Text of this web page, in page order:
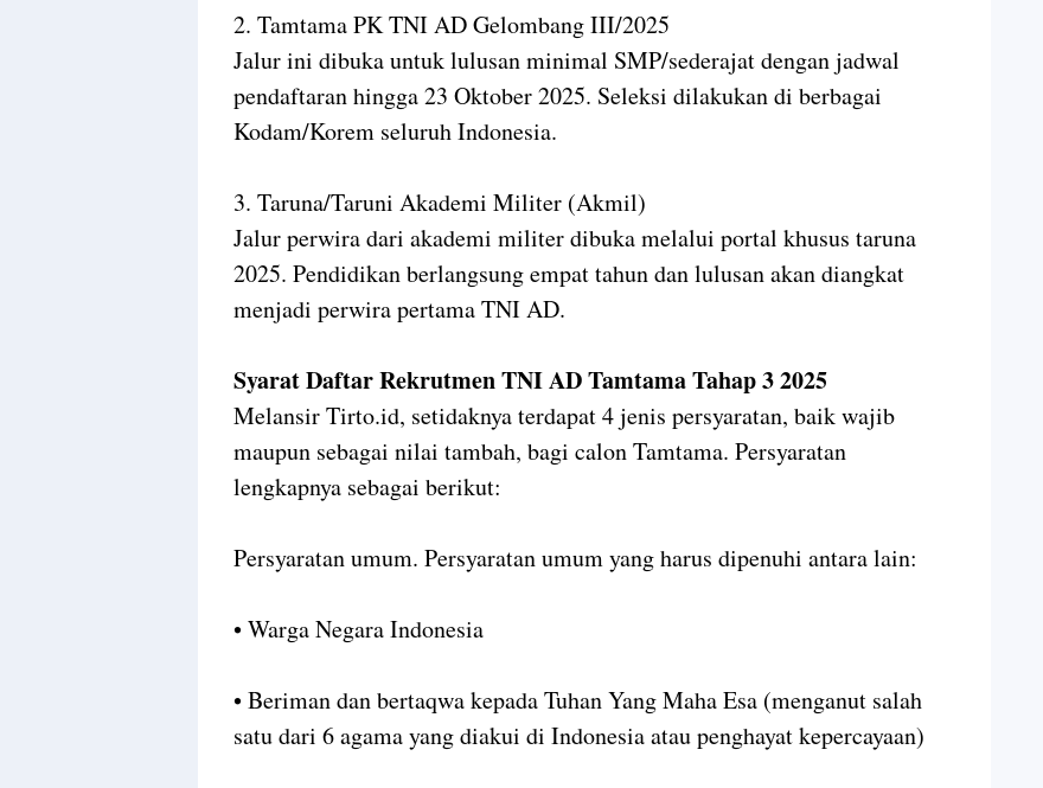
2. Tamtama PK TNI AD Gelombang III/2025
Jalur ini dibuka untuk lulusan minimal SMP/sederajat dengan jadwal
pendaftaran hingga 23 Oktober 2025. Seleksi dilakukan di berbagai
Kodam/Korem seluruh Indonesia.
3. Taruna/Taruni Akademi Militer (Akmil)
Jalur perwira dari akademi militer dibuka melalui portal khusus taruna
2025. Pendidikan berlangsung empat tahun dan lulusan akan diangkat
menjadi perwira pertama TNI AD.
Syarat Daftar Rekrutmen TNI AD Tamtama Tahap 3 2025
Melansir Tirto.id, setidaknya terdapat 4 jenis persyaratan, baik wajib
maupun sebagai nilai tambah, bagi calon Tamtama. Persyaratan
lengkapnya sebagai berikut:
Persyaratan umum. Persyaratan umum yang harus dipenuhi antara lain:
• Warga Negara Indonesia
• Beriman dan bertaqwa kepada Tuhan Yang Maha Esa (menganut salah
satu dari 6 agama yang diakui di Indonesia atau penghayat kepercayaan)